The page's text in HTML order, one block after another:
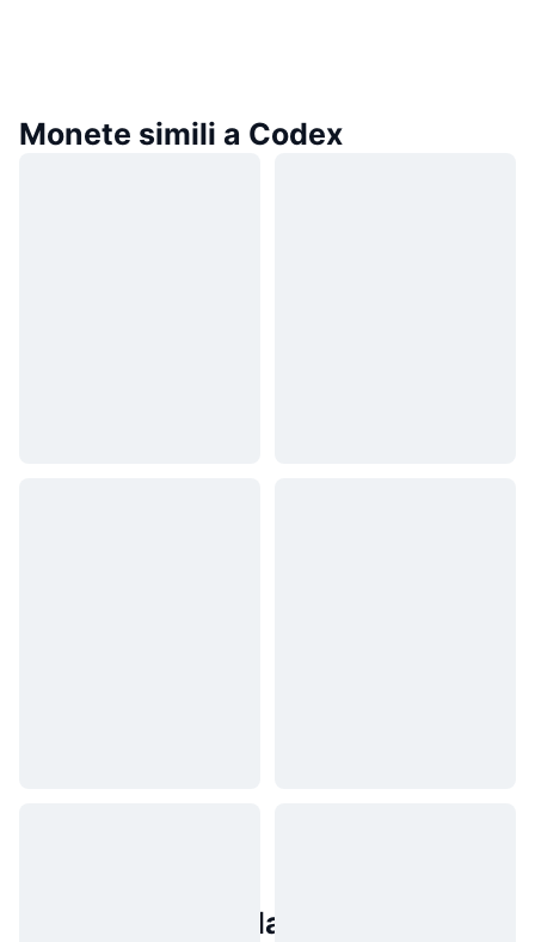
Monete simili a Codex
Asset reali popolari